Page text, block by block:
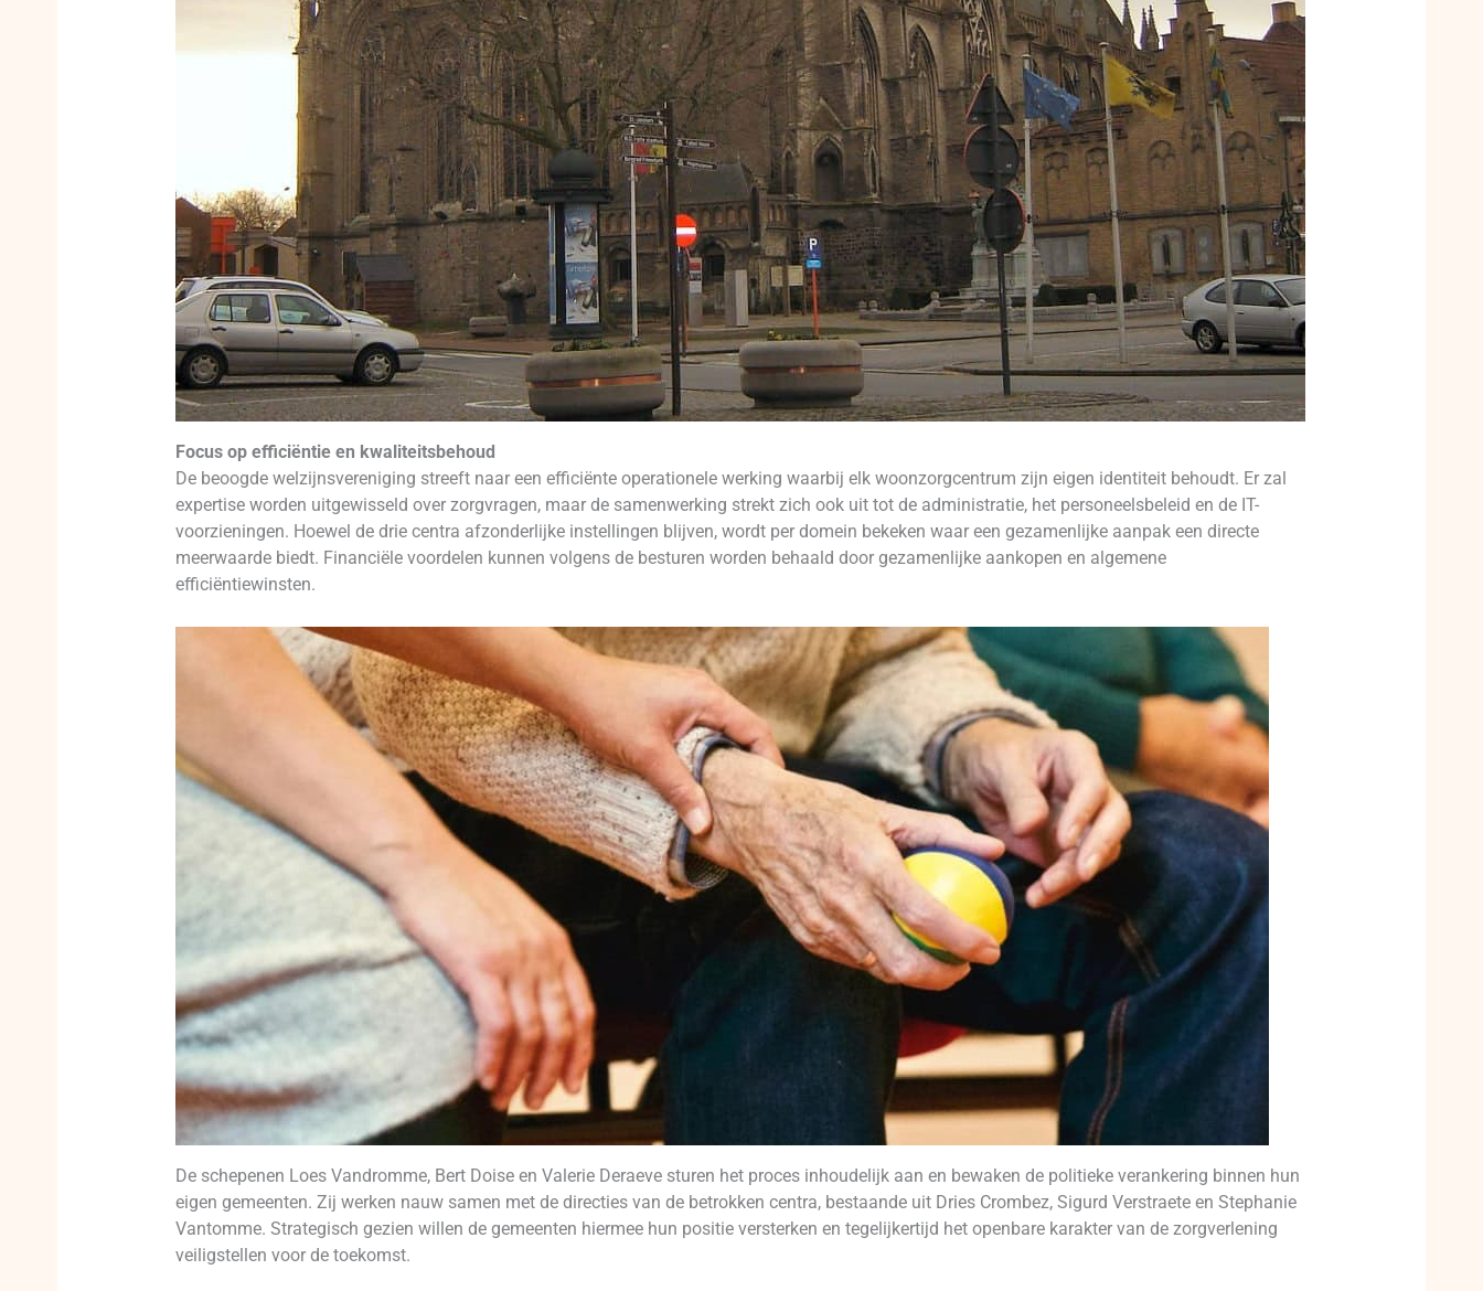
Focus op efficiëntie en kwaliteitsbehoud
De beoogde welzijnsvereniging streeft naar een efficiënte operationele werking waarbij elk woonzorgcentrum zijn eigen identiteit behoudt. Er zal
expertise worden uitgewisseld over zorgvragen, maar de samenwerking strekt zich ook uit tot de administratie, het personeelsbeleid en de IT-
voorzieningen. Hoewel de drie centra afzonderlijke instellingen blijven, wordt per domein bekeken waar een gezamenlijke aanpak een directe
meerwaarde biedt. Financiële voordelen kunnen volgens de besturen worden behaald door gezamenlijke aankopen en algemene
efficiëntiewinsten.
De schepenen Loes Vandromme, Bert Doise en Valerie Deraeve sturen het proces inhoudelijk aan en bewaken de politieke verankering binnen hun
eigen gemeenten. Zij werken nauw samen met de directies van de betrokken centra, bestaande uit Dries Crombez, Sigurd Verstraete en Stephanie
Vantomme. Strategisch gezien willen de gemeenten hiermee hun positie versterken en tegelijkertijd het openbare karakter van de zorgverlening
veiligstellen voor de toekomst.